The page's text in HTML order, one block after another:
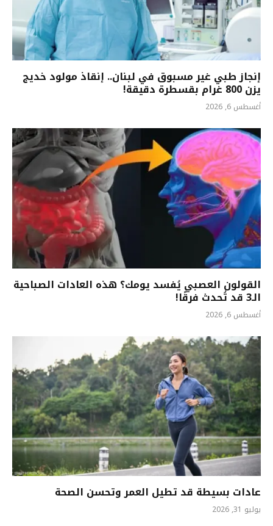
إنجاز طبي غير مسبوق في لبنان.. إنقاذ مولود خديج
يزن 800 غرام بقسطرة دقيقة!
أغسطس 6, 2026
القولون العصبي يُفسد يومك؟ هذه العادات الصباحية
الـ3 قد تُحدث فرقًا!
أغسطس 6, 2026
عادات بسيطة قد تطيل العمر وتحسن الصحة
يوليو 31, 2026